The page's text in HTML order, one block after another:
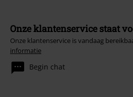
Onze klantenservice staat
Onze klantenservice is vandaag
informatie
Begin chat